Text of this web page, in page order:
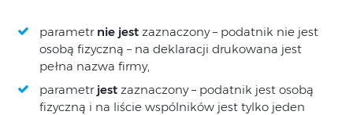
parametr nie jest zaznaczony – podatnik nie jest
osobą fizyczną – na deklaracji drukowana jest
pełna nazwa firmy,
parametr jest zaznaczony – podatnik jest osobą
fizyczną i na liście wspólników jest tylko jeden